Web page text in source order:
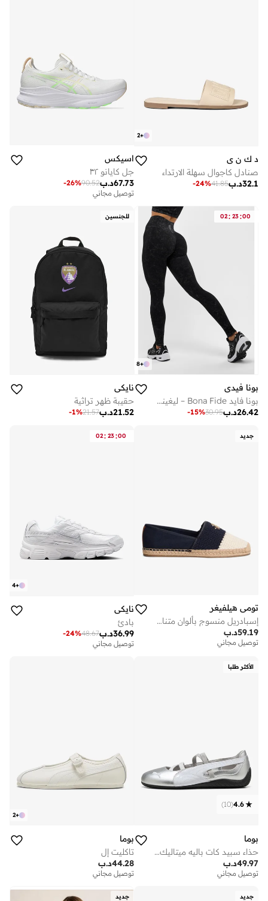
+
2
د ك ن ي
صنادل كاجوال سهلة الارتداء
د.ب32.1
41.85
-24%
اسيكس
جل كايانو ٣٢
د.ب67.73
90.52
-26%
توصيل مجاني
02: 23:00
+
8
بونا فيدي
بونا فايد Bona Fide – ليغينغ نسائي عالي الجودة، خصر مرتفع، تصميم فريد، رفع الأرداف والتحكم بالبطن
د.ب26.42
30.95
-15%
للجنسين
نايكي
حقيبة ظهر تراثية
د.ب21.52
21.57
-1%
جديد
تومي هيلفيغر
إسبادريل منسوج بألوان متناقضة وشعار معدني
د.ب59.19
توصيل مجاني
02: 23:00
+
4
نايكي
بادئ
د.ب36.99
48.67
-24%
توصيل مجاني
الأكثر طلبا
4.6
(
10
)
بوما
حذاء سبيد كات باليه ميتاليك للسيدات
د.ب49.97
توصيل مجاني
+
2
بوما
تاكليت إل
د.ب44.28
توصيل مجاني
جديد جديد